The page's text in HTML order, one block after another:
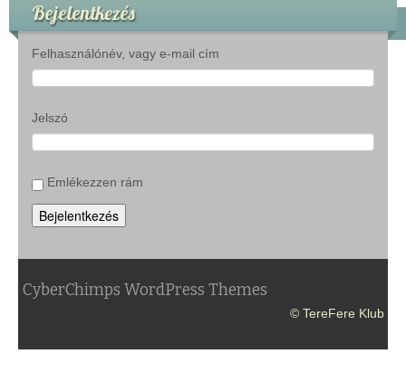
Bejelentkezés
Felhasználónév, vagy e-mail cím
Jelszó
Emlékezzen rám
Bejelentkezés
CyberChimps WordPress Themes
© TereFere Klub